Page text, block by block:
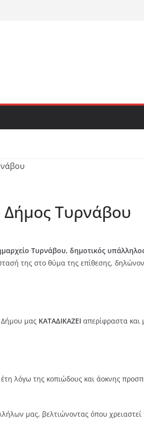
Δήμος Τυρνάβου
Τυρνάβου, δημοτικός
της στο θύμα της επίθεσης,
Δήμου μας ΚΑΤΑΔΙΚΑΖΕΙ απερίφραστα και
λόγω της κοπιώδους και άοκνης
μας, βελτιώνοντας όπου χρειαστεί